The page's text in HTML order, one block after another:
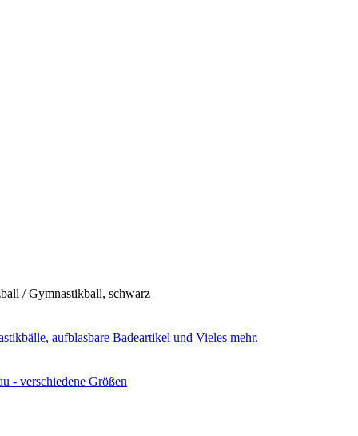
/ Gymnastikball, schwarz
aufblasbare Badeartikel und Vieles mehr.
- verschiedene Größen